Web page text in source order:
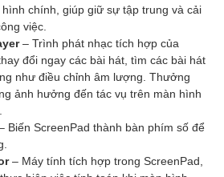
chính, giúp giữ sự tập trung và cải
việc.
– Trình phát nhạc tích hợp của
đổi ngay các bài hát, tìm các bài hát
như điều chỉnh âm lượng. Thưởng
ảnh hưởng đến tác vụ trên màn hình
Biến ScreenPad thành bàn phím số để
– Máy tính tích hợp trong ScreenPad,